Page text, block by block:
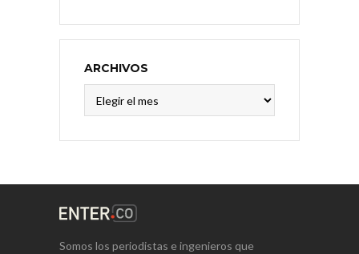
ARCHIVOS
Somos los periodistas e ingenieros que